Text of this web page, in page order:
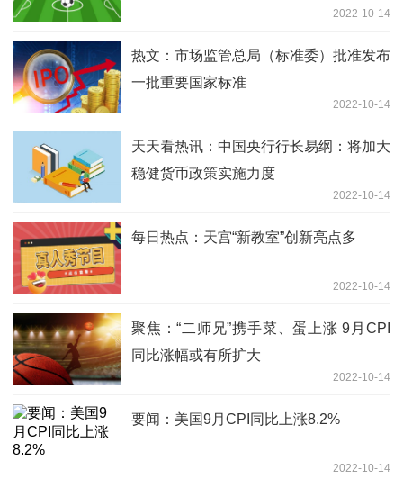
2022-10-14
热文：市场监管总局（标准委）批准发布
一批重要国家标准
2022-10-14
天天看热讯：中国央行行长易纲：将加大
稳健货币政策实施力度
2022-10-14
每日热点：天宫“新教室”创新亮点多
2022-10-14
聚焦：“二师兄”携手菜、蛋上涨 9月CPI
同比涨幅或有所扩大
2022-10-14
要闻：美国9月CPI同比上涨8.2%
2022-10-14